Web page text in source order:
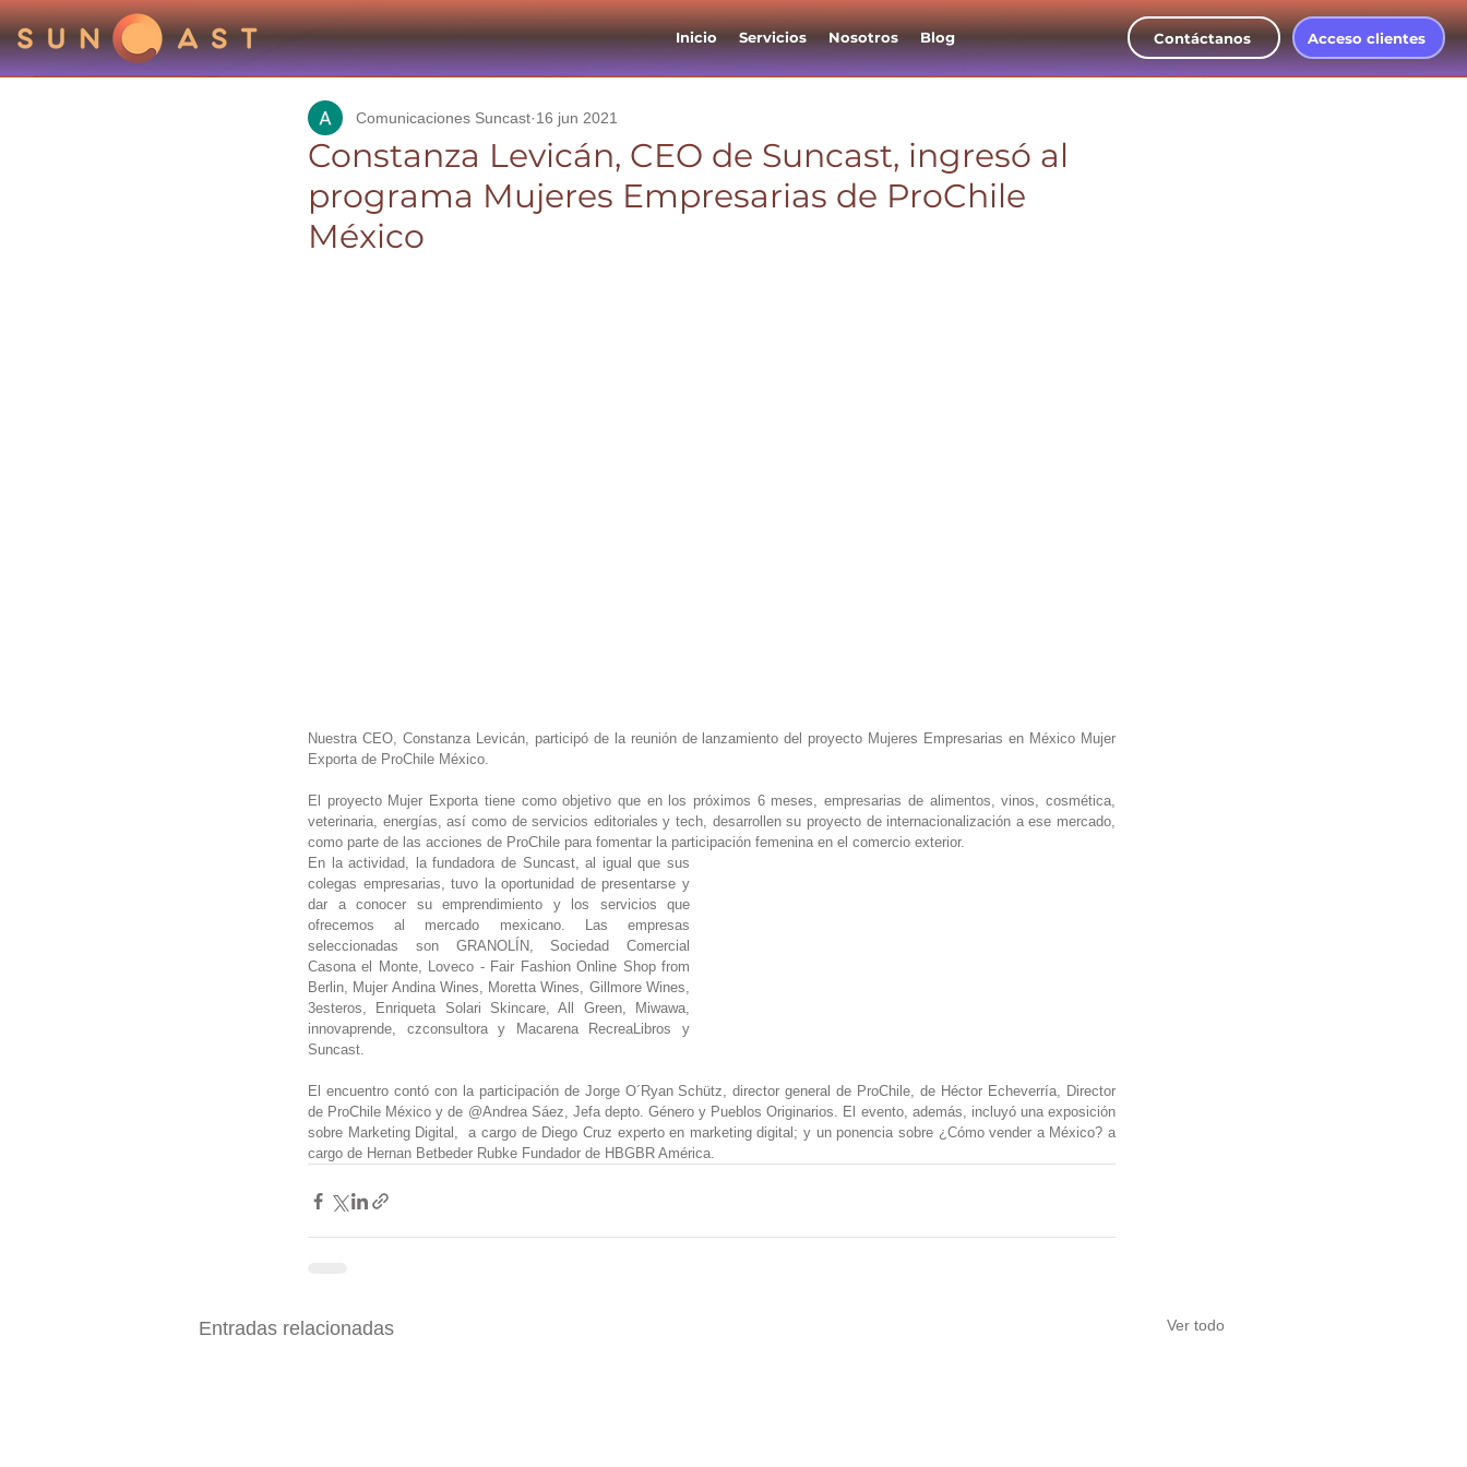
Inicio Servicios Nosotros Blog Contáctanos Acceso clientes
Constanza Levicán, CEO de Suncast, ingresó al
programa Mujeres Empresarias de ProChile
México
Comunicaciones Suncast 16 jun 2021
Nuestra CEO, Constanza Levicán, participó de la reunión de lanzamiento del proyecto Mujeres Empresarias en México Mujer
Exporta de ProChile México.
El proyecto Mujer Exporta tiene como objetivo que en los próximos 6 meses, empresarias de alimentos, vinos, cosmética,
veterinaria, energías, así como de servicios editoriales y tech, desarrollen su proyecto de internacionalización a ese mercado,
como parte de las acciones de ProChile para fomentar la participación femenina en el comercio exterior.
En la actividad, la fundadora de Suncast, al igual que sus
colegas empresarias, tuvo la oportunidad de presentarse y
dar a conocer su emprendimiento y los servicios que
ofrecemos al mercado mexicano. Las empresas
seleccionadas son GRANOLÍN, Sociedad Comercial
Casona el Monte, Loveco - Fair Fashion Online Shop from
Berlin, Mujer Andina Wines, Moretta Wines, Gillmore Wines,
3esteros, Enriqueta Solari Skincare, All Green, Miwawa,
innovaprende, czconsultora y Macarena RecreaLibros y
Suncast.
El encuentro contó con la participación de Jorge O´Ryan Schütz, director general de ProChile, de Héctor Echeverría, Director
de ProChile México y de @Andrea Sáez, Jefa depto. Género y Pueblos Originarios. El evento, además, incluyó una exposición
sobre Marketing Digital,  a cargo de Diego Cruz experto en marketing digital; y un ponencia sobre ¿Cómo vender a México? a
cargo de Hernan Betbeder Rubke Fundador de HBGBR América.
Entradas relacionadas Ver todo